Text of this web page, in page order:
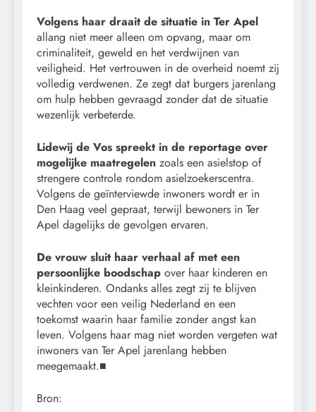
Volgens haar draait de situatie in Ter Apel
allang niet meer alleen om opvang, maar om
criminaliteit, geweld en het verdwijnen van
veiligheid. Het vertrouwen in de overheid noemt zij
volledig verdwenen. Ze zegt dat burgers jarenlang
om hulp hebben gevraagd zonder dat de situatie
wezenlijk verbeterde.
Lidewij de Vos spreekt in de reportage over
mogelijke maatregelen zoals een asielstop of
strengere controle rondom asielzoekerscentra.
Volgens de geïnterviewde inwoners wordt er in
Den Haag veel gepraat, terwijl bewoners in Ter
Apel dagelijks de gevolgen ervaren.
De vrouw sluit haar verhaal af met een
persoonlijke boodschap over haar kinderen en
kleinkinderen. Ondanks alles zegt zij te blijven
vechten voor een veilig Nederland en een
toekomst waarin haar familie zonder angst kan
leven. Volgens haar mag niet worden vergeten wat
inwoners van Ter Apel jarenlang hebben
meegemaakt.■
Bron: